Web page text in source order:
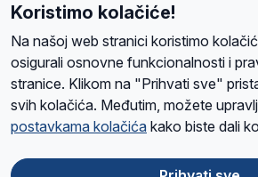
Radio Maria). Svjetsku obitelj utemeljilo je
kojima je i hrvatska Udruga Radio Marija.
O namaRadio ProgramVolonteriPrijatelji
Ova stranica je zaštićena Google
Koristimo kolačiće!
Na našoj web stranici koristimo
osigurali osnovne funkcionalnosti i
stranice. Klikom na "Prihvati sve"
svih kolačića. Međutim, možete
postavkama kolačića kako biste dali